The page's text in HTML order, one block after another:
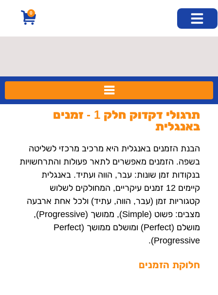
לתוכן
0
תרגולי דקדוק חלק 1 - זמנים
באנגלית
הבנת הזמנים באנגלית היא מרכיב מרכזי לשליטה
בשפה. הזמנים מאפשרים לתאר פעולות והתרחשויות
בנקודות זמן שונות: עבר, הווה ועתיד. באנגלית
קיימים 12 זמנים עיקריים, המחולקים לשלוש
קטגוריות זמן (עבר, הווה, עתיד) ולכל אחת ארבעה
מצבים: פשוט (Simple), ממושך (Progressive),
מושלם (Perfect) ומושלם ממושך (Perfect
Progressive).
חלוקת הזמנים